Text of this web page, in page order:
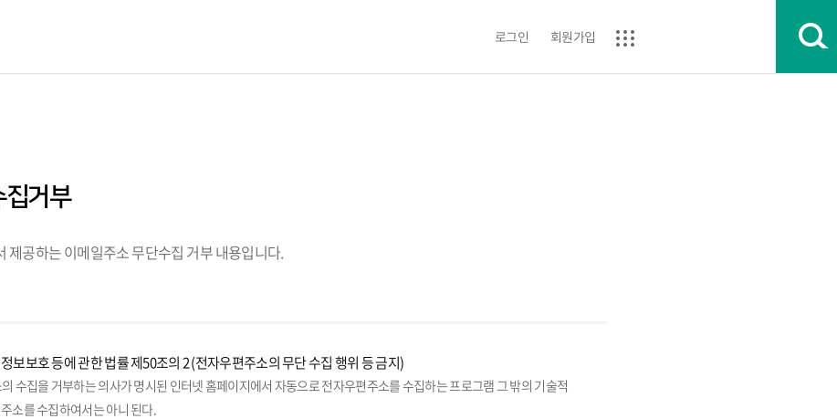
로그인 회원가입
집거부
제공하는 이메일주소 무단수집 거부 내용입니다.
보보호 등에 관한 법률 제50조의 2 (전자우편주소의 무단 수집 행위 등 금지)
수집을 거부하는 의사가 명시된 인터넷 홈페이지에서 자동으로 전자우편주소를 수집하는 프로그램 그 밖의 기술적
소를 수집하여서는 아니 된다.